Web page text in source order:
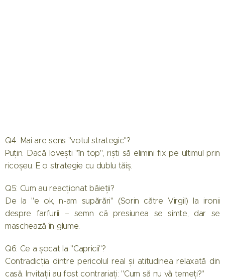
Q4: Mai are sens "votul strategic"?
Puțin. Dacă lovești "în top", riști să elimini fix pe ultimul prin
ricoșeu. E o strategie cu dublu tăiș.
Q5: Cum au reacționat băieții?
De la "e ok, n-am supărări" (Sorin către Virgil) la ironii
despre farfurii – semn că presiunea se simte, dar se
maschează în glume.
Q6: Ce a șocat la "Capricii"?
Contradicția dintre pericolul real și atitudinea relaxată din
casă. Invitații au fost contrariați: "Cum să nu vă temeți?"